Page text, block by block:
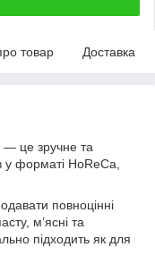
товар Доставка
— це зручне та
у форматі HoReCa,
повноцінні
м’ясні та
підходить як для